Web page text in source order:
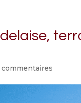
commentaires